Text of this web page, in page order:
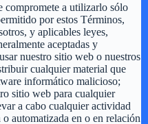
compromete a utilizarlo sólo
por estos Términos,
y aplicables leyes,
aceptadas y
nuestro sitio web o nuestros
cualquier material que
informático malicioso;
sitio web para cualquier
a cabo cualquier actividad
automatizada en o en relación